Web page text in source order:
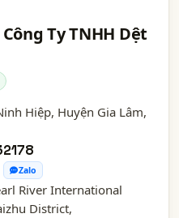
Ty TNHH Dệt
Hiệp, Huyện Gia Lâm,
Zalo
River International
District,